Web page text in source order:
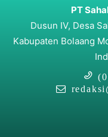
PT
Dusun IV, Desa
Kabupaten Bolaang